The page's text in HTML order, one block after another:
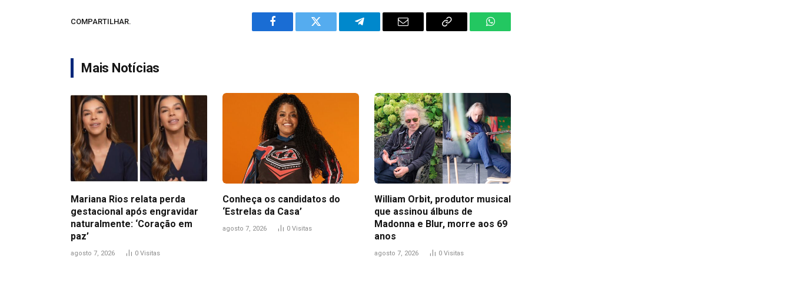
COMPARTILHAR.
Facebook Twitter Telegram Email
Copy
WhatsApp
Mais Notícias
Mariana Rios relata perda
gestacional após engravidar
naturalmente: ‘Coração em
paz’
agosto 7, 2026 0 Visitas
Conheça os candidatos do
‘Estrelas da Casa’
agosto 7, 2026 0 Visitas
William Orbit, produtor musical
que assinou álbuns de
Madonna e Blur, morre aos 69
anos
agosto 7, 2026 0 Visitas